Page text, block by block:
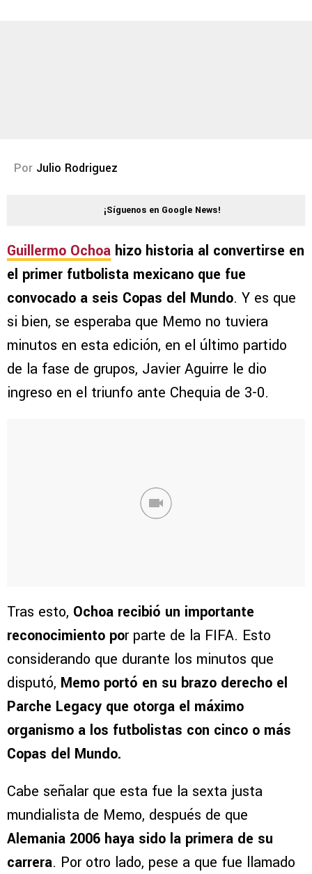
Por Julio Rodriguez
¡Síguenos en Google News!
Guillermo Ochoa hizo historia al convertirse en
el primer futbolista mexicano que fue
convocado a seis Copas del Mundo. Y es que
si bien, se esperaba que Memo no tuviera
minutos en esta edición, en el último partido
de la fase de grupos, Javier Aguirre le dio
ingreso en el triunfo ante Chequia de 3-0.
Tras esto, Ochoa recibió un importante
reconocimiento por parte de la FIFA. Esto
considerando que durante los minutos que
disputó, Memo portó en su brazo derecho el
Parche Legacy que otorga el máximo
organismo a los futbolistas con cinco o más
Copas del Mundo.
Cabe señalar que esta fue la sexta justa
mundialista de Memo, después de que
Alemania 2006 haya sido la primera de su
carrera. Por otro lado, pese a que fue llamado